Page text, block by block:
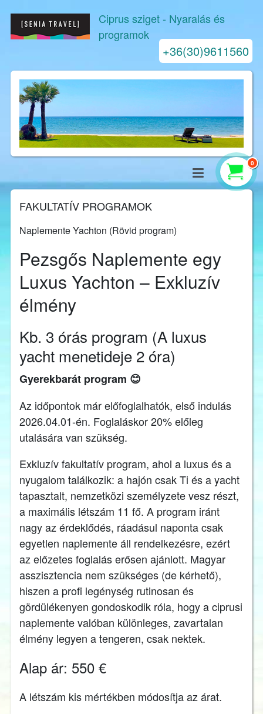
Ciprus sziget - Nyaralás és
programok
+36(30)9611560
0
FAKULTATÍV PROGRAMOK
Naplemente Yachton (Rövid program)
Pezsgős Naplemente egy
Luxus Yachton – Exkluzív
élmény
Kb. 3 órás program (A luxus
yacht menetideje 2 óra)
Gyerekbarát program 😊
Az időpontok már előfoglalhatók, első indulás
2026.04.01-én. Foglaláskor 20% előleg
utalására van szükség.
Exkluzív fakultatív program, ahol a luxus és a
nyugalom találkozik: a hajón csak Ti és a yacht
tapasztalt, nemzetközi személyzete vesz részt,
a maximális létszám 11 fő. A program iránt
nagy az érdeklődés, ráadásul naponta csak
egyetlen naplemente áll rendelkezésre, ezért
az előzetes foglalás erősen ajánlott. Magyar
asszisztencia nem szükséges (de kérhető),
hiszen a profi legénység rutinosan és
gördülékenyen gondoskodik róla, hogy a ciprusi
naplemente valóban különleges, zavartalan
élmény legyen a tengeren, csak nektek.
Alap ár: 550 €
A létszám kis mértékben módosítja az árat.